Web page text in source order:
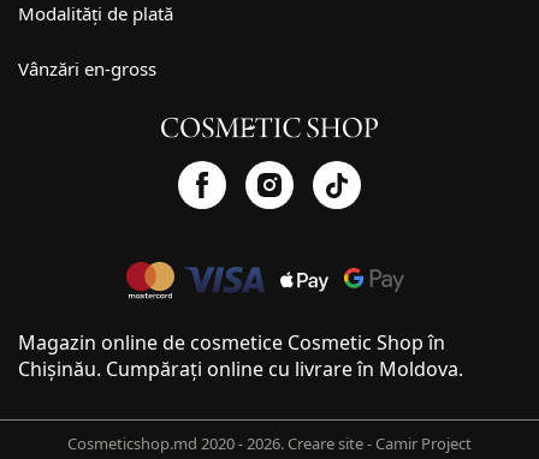
Modalități de plată
Vânzări en-gross
Magazin online de cosmetice Cosmetic Shop în
Chișinău. Cumpărați online cu livrare în Moldova.
Cosmeticshop.md 2020 - 2026.Creare site - Camir Project